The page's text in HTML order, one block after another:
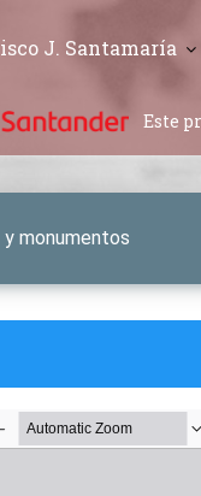
J. Santamaría
Este
monumentos